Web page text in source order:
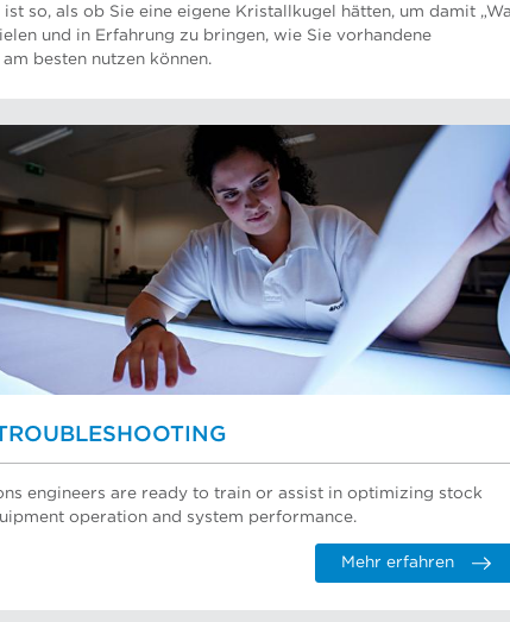
ist so, als ob Sie eine eigene Kristallkugel hätten, um damit
und in Erfahrung zu bringen, wie Sie vorhandene
besten nutzen können.
engineers are ready to train or assist in optimizing stock
operation and system performance.
Mehr erfahren